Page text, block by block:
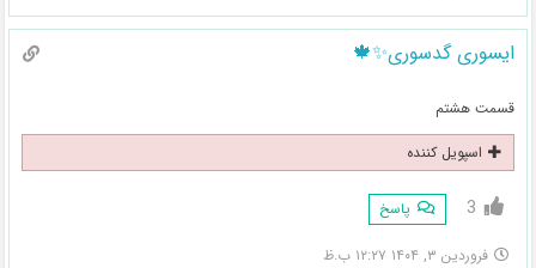
ایسوری گدسوری✨️🍁
قسمت هشتم
اسپویل کننده
3 پاسخ
فروردین ۳, ۱۴۰۴ ۱۲:۲۷ ب.ظ